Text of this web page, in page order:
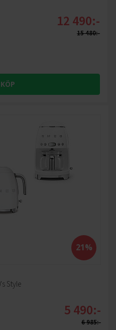
12 490:-
15 480:-
KÖP
21%
Style
5 490:-
6 985:-